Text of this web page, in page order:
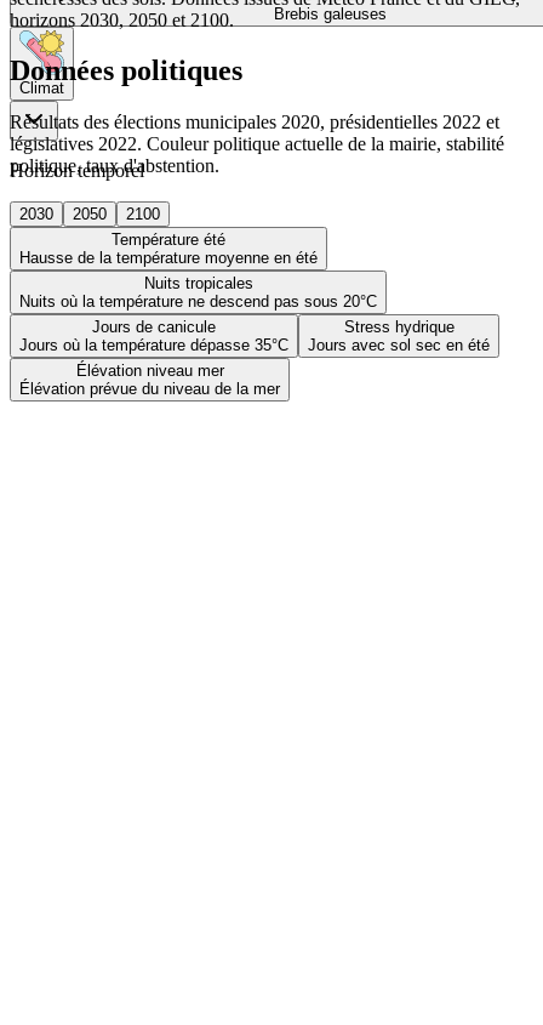
Brebis galeuses
Climat
Horizon temporel
2030 2050
2100
Température été
Hausse de la température moyenne en été
Nuits tropicales
Nuits où la température ne descend pas sous 20°C
Jours de canicule
Jours où la température dépasse 35°C
Stress hydrique
Jours avec sol sec en été
Élévation niveau mer
Élévation prévue du niveau de la mer
horizons 2030, 2050 et 2100.
Données politiques
Résultats des élections municipales 2020, présidentielles 2022 et
législatives 2022. Couleur politique actuelle de la mairie, stabilité
politique, taux d'abstention.